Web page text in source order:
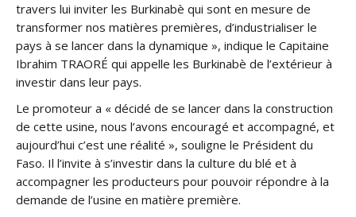
travers lui inviter les Burkinabè qui sont en mesure de
transformer nos matières premières, d’industrialiser le
pays à se lancer dans la dynamique », indique le Capitaine
Ibrahim TRAORÉ qui appelle les Burkinabè de l’extérieur à
investir dans leur pays.
Le promoteur a « décidé de se lancer dans la construction
de cette usine, nous l’avons encouragé et accompagné, et
aujourd’hui c’est une réalité », souligne le Président du
Faso. Il l’invite à s’investir dans la culture du blé et à
accompagner les producteurs pour pouvoir répondre à la
demande de l’usine en matière première.